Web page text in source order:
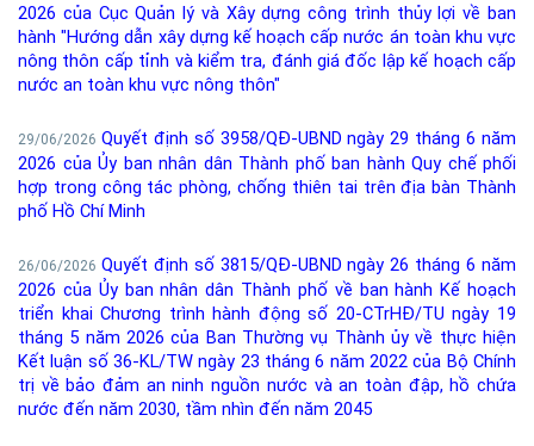
2026 của Cục Quản lý và Xây dựng công trình thủy lợi về ban
hành "Hướng dẫn xây dựng kế hoạch cấp nước án toàn khu vực
nông thôn cấp tỉnh và kiểm tra, đánh giá đốc lập kế hoạch cấp
nước an toàn khu vực nông thôn"
29/06/2026 Quyết định số 3958/QĐ-UBND ngày 29 tháng 6 năm
2026 của Ủy ban nhân dân Thành phố ban hành Quy chế phối
hợp trong công tác phòng, chống thiên tai trên địa bàn Thành
phố Hồ Chí Minh
26/06/2026 Quyết định số 3815/QĐ-UBND ngày 26 tháng 6 năm
2026 của Ủy ban nhân dân Thành phố về ban hành Kế hoạch
triển khai Chương trình hành động số 20-CTrHĐ/TU ngày 19
tháng 5 năm 2026 của Ban Thường vụ Thành ủy về thực hiện
Kết luận số 36-KL/TW ngày 23 tháng 6 năm 2022 của Bộ Chính
trị về bảo đảm an ninh nguồn nước và an toàn đập, hồ chứa
nước đến năm 2030, tầm nhìn đến năm 2045